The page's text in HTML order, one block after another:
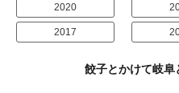
2020
2017
餃子とかけて岐